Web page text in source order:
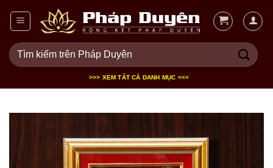
dung
Tìm
kiếm:
>>> XEM TẤT CẢ DANH MỤC <<<